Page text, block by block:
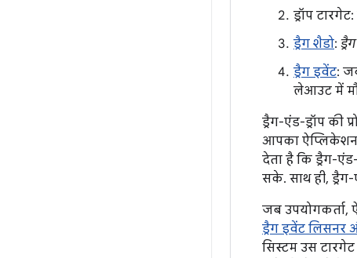
ड्रॉप
ड्रैग शैडो:
ड्रैग इवेंट:
लेआउट में
ड्रैग-एंड-ड्रॉप
आपका ऐप्लिकेशन,
देता है कि ड्रैग-
सके. साथ ही,
जब
ड्रैग इवेंट
सिस्टम उस टारगेट